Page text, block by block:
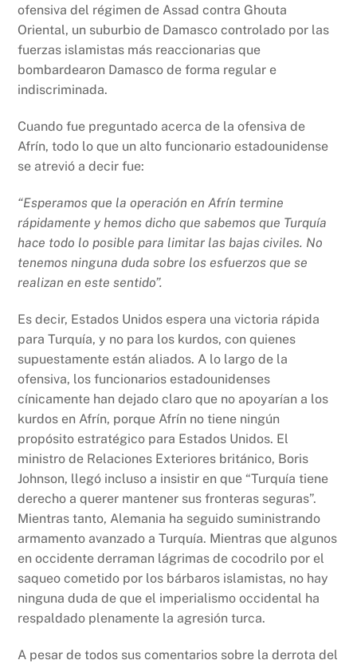
ofensiva del régimen de Assad contra Ghouta
Oriental, un suburbio de Damasco controlado por las
fuerzas islamistas más reaccionarias que
bombardearon Damasco de forma regular e
indiscriminada.
Cuando fue preguntado acerca de la ofensiva de
Afrín, todo lo que un alto funcionario estadounidense
se atrevió a decir fue:
“Esperamos que la operación en Afrín termine
rápidamente y hemos dicho que sabemos que Turquía
hace todo lo posible para limitar las bajas civiles. No
tenemos ninguna duda sobre los esfuerzos que se
realizan en este sentido”.
Es decir, Estados Unidos espera una victoria rápida
para Turquía, y no para los kurdos, con quienes
supuestamente están aliados. A lo largo de la
ofensiva, los funcionarios estadounidenses
cínicamente han dejado claro que no apoyarían a los
kurdos en Afrín, porque Afrín no tiene ningún
propósito estratégico para Estados Unidos. El
ministro de Relaciones Exteriores británico, Boris
Johnson, llegó incluso a insistir en que “Turquía tiene
derecho a querer mantener sus fronteras seguras”.
Mientras tanto, Alemania ha seguido suministrando
armamento avanzado a Turquía. Mientras que algunos
en occidente derraman lágrimas de cocodrilo por el
saqueo cometido por los bárbaros islamistas, no hay
ninguna duda de que el imperialismo occidental ha
respaldado plenamente la agresión turca.
A pesar de todos sus comentarios sobre la derrota del